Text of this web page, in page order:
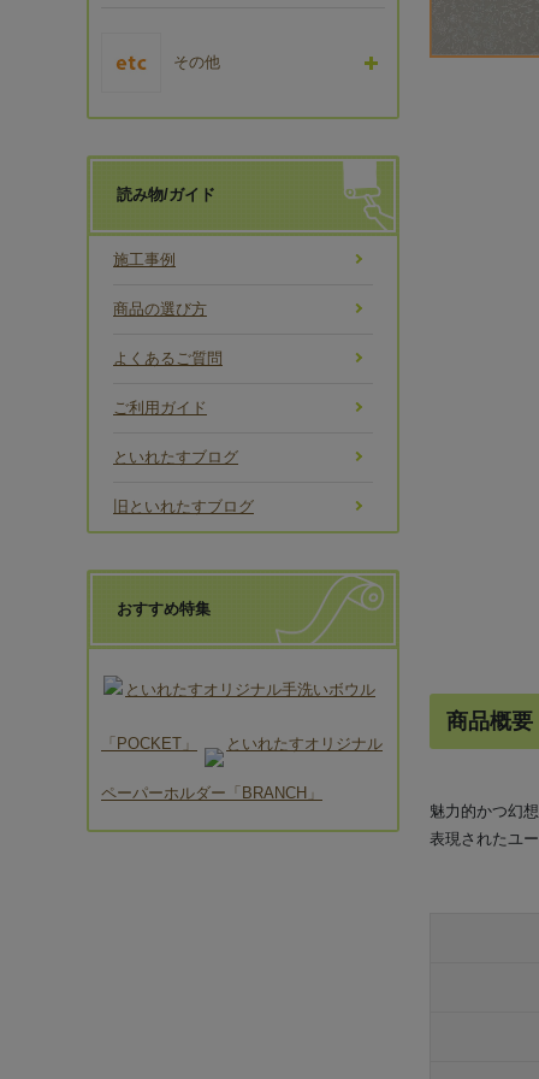
商品概要
魅力的かつ幻
表現されたユ
その他
読み物/ガイド
施工事例
商品の選び方
よくあるご質問
ご利用ガイド
といれたすブログ
旧といれたすブログ
おすすめ特集
といれたすオリジナル手洗いボウル
「POCKET」 といれたすオリジナル
ペーパーホルダー「BRANCH」